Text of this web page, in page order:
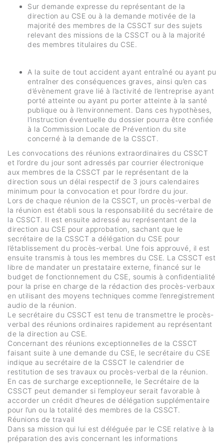
Sur demande expresse du représentant de la
direction au CSE ou à la demande motivée de la
majorité des membres de la CSSCT sur des sujets
relevant des missions de la CSSCT ou à la majorité
des membres titulaires du CSE.
A la suite de tout accident ayant entraîné ou ayant pu
entraîner des conséquences graves, ainsi qu’en cas
d’évènement grave lié à l’activité de l’entreprise ayant
porté atteinte ou ayant pu porter atteinte à la santé
publique ou à l’environnement. Dans ces hypothèses,
l’instruction éventuelle du dossier pourra être confiée
à la Commission Locale de Prévention du site
concerné à la demande de la CSSCT.
Les convocations des réunions extraordinaires du CSSCT
et l’ordre du jour sont adressés par courrier électronique
aux membres de la CSSCT par le représentant de la
direction sous un délai respectif de 3 jours calendaires
minimum pour la convocation et pour l’ordre du jour.
Lors de chaque réunion de la CSSCT, un procès-verbal de
la réunion est établi sous la responsabilité du secrétaire de
la CSSCT. Il est ensuite adressé au représentant de la
direction au CSE pour approbation, sachant que le
secrétaire de la CSSCT a délégation du CSE pour
l’établissement du procès-verbal. Une fois approuvé, il est
ensuite transmis à tous les membres du CSE. La CSSCT est
libre de mandater un prestataire externe, financé sur le
budget de fonctionnement du CSE, soumis à confidentialité
pour la prise en charge de la rédaction des procès-verbaux
en utilisant des moyens techniques comme l’enregistrement
audio de la réunion.
Le secrétaire du CSSCT est tenu de transmettre le procès-
verbal des réunions ordinaires rapidement au représentant
de la direction au CSE.
Concernant des réunions exceptionnelles de la CSSCT
faisant suite à une demande du CSE, le secrétaire du CSE
indique au secrétaire de la CSSCT le calendrier de
restitution de ses travaux ou procès-verbal de la réunion.
En cas de surcharge exceptionnelle, le Secrétaire de la
CSSCT peut demander si l’employeur serait favorable à
accorder un crédit d’heures de délégation supplémentaire
pour l’un ou la totalité des membres de la CSSCT.
Réunions de travail
Dans sa mission qui lui est déléguée par le CSE relative à la
préparation des avis concernant les informations